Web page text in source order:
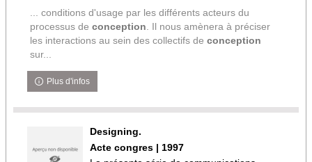
... conditions d'usage par les différents acteurs du
processus de conception . Il nous amènera à préciser
les interactions au sein des collectifs de conception
sur...
Plus d'infos
Designing.
Acte congres | 1997